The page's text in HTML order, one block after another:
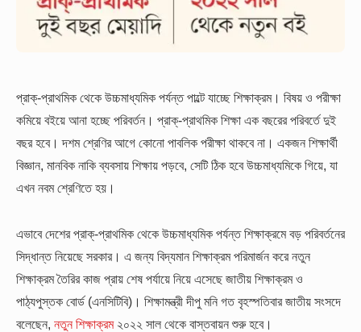
প্রাক্-প্রাথমিক থেকে উচ্চমাধ্যমিক পর্যন্ত পাল্টে যাচ্ছে শিক্ষাক্রম। বিষয় ও পরীক্ষা
কমিয়ে বইয়ে আনা হচ্ছে পরিবর্তন। প্রাক্-প্রাথমিক শিক্ষা এক বছরের পরিবর্তে দুই
বছর হবে। দশম শ্রেণির আগে কোনো পাবলিক পরীক্ষা থাকবে না। একজন শিক্ষার্থী
বিজ্ঞান, মানবিক নাকি ব্যবসায় শিক্ষায় পড়বে, সেটি ঠিক হবে উচ্চমাধ্যমিকে গিয়ে, যা
এখন নবম শ্রেণিতে হয়।
এভাবে দেশের প্রাক্-প্রাথমিক থেকে উচ্চমাধ্যমিক পর্যন্ত শিক্ষাক্রমে বড় পরিবর্তনের
সিদ্ধান্ত নিয়েছে সরকার। এ জন্য বিদ্যমান শিক্ষাক্রম পরিমার্জন করে নতুন
শিক্ষাক্রম তৈরির কাজ প্রায় শেষ পর্যায়ে নিয়ে এসেছে জাতীয় শিক্ষাক্রম ও
পাঠ্যপুস্তক বোর্ড (এনসিটিবি)। শিক্ষামন্ত্রী দীপু মনি গত বৃহস্পতিবার জাতীয় সংসদে
বলেছেন, নতুন শিক্ষাক্রম২০২২ সাল থেকে বাস্তবায়ন শুরু হবে।